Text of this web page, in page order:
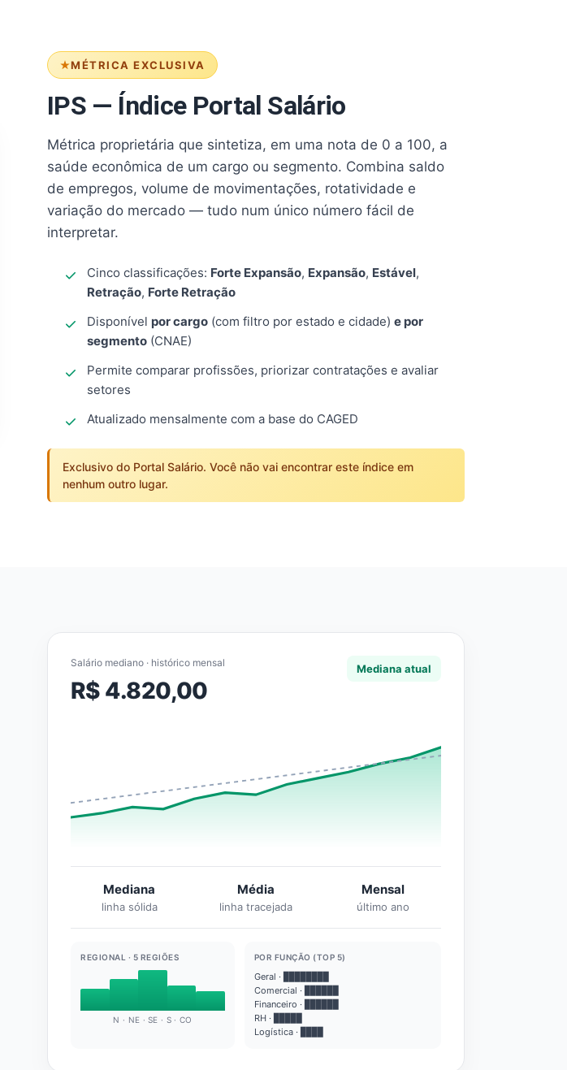
MÉTRICA EXCLUSIVA
IPS — Índice Portal Salário
Métrica proprietária que sintetiza, em uma nota de 0 a 100, a
saúde econômica de um cargo ou segmento. Combina saldo
de empregos, volume de movimentações, rotatividade e
variação do mercado — tudo num único número fácil de
interpretar.
Cinco classificações: Forte Expansão, Expansão, Estável,
Retração, Forte Retração
Disponível por cargo (com filtro por estado e cidade) e por
segmento (CNAE)
Permite comparar profissões, priorizar contratações e avaliar
setores
Atualizado mensalmente com a base do CAGED
Exclusivo do Portal Salário. Você não vai encontrar este índice em
nenhum outro lugar.
Salário mediano · histórico mensal
R$ 4.820,00
Mediana atual
Mediana
linha sólida
Média
linha tracejada
Mensal
último ano
REGIONAL · 5 REGIÕES
N · NE · SE · S · CO
POR FUNÇÃO (TOP 5)
Geral · ████████
Comercial · ██████
Financeiro · ██████
RH · █████
Logística · ████